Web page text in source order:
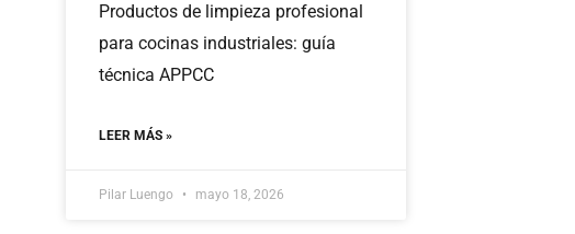
Productos de limpieza profesional
para cocinas industriales: guía
técnica APPCC
LEER MÁS »
Pilar Luengo mayo 18, 2026